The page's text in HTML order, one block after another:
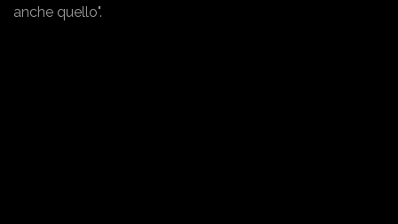
anche quello".